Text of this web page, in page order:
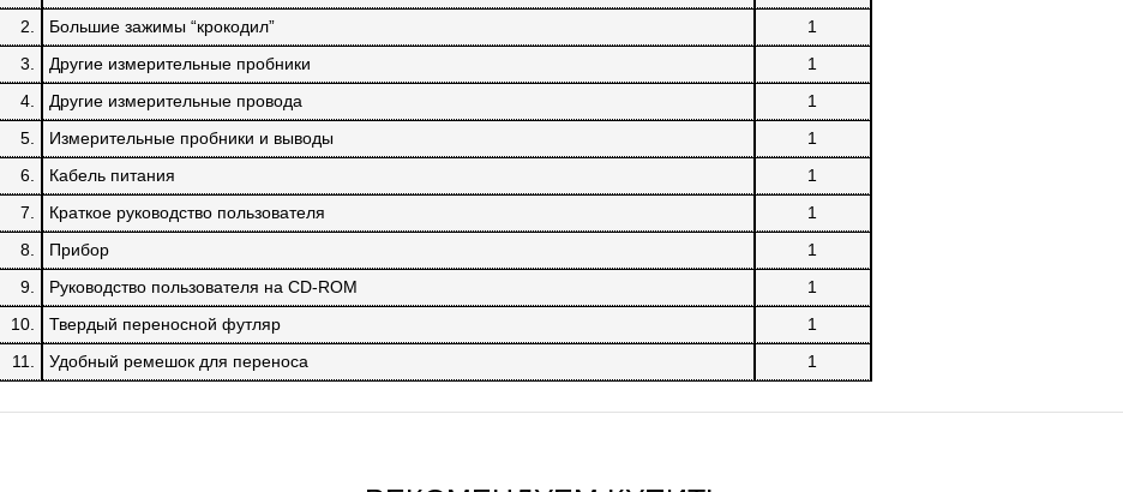
2.
Большие зажимы “крокодил”
1
3.
Другие измерительные пробники
1
4.
Другие измерительные провода
1
5.
Измерительные пробники и выводы
1
6.
Кабель питания
1
7.
Краткое руководство пользователя
1
8.
Прибор
1
9.
Руководство пользователя на CD-ROM
1
10.
Твердый переносной футляр
1
11.
Удобный ремешок для переноса 1